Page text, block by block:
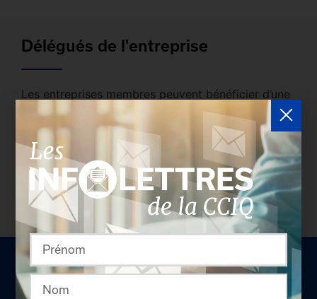
Délégués de l'entreprise
Les entreprises membres peuvent bénéficier d’une
version plus détaillée du répertoire via leur espace
sécurisé.
Connectez-vous
afin de consulter le
profil complet des entreprises incluant les
coordonnées des délégués inscrits. Vous n'êtes
pas membre? N'attendez plus et
devenez membre!